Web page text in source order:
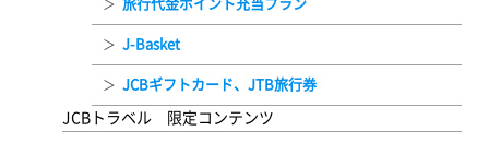
旅行代金ポイント充当プラン
J-Basket
JCBギフトカード、JTB旅行券
JCBトラベル 限定コンテンツ